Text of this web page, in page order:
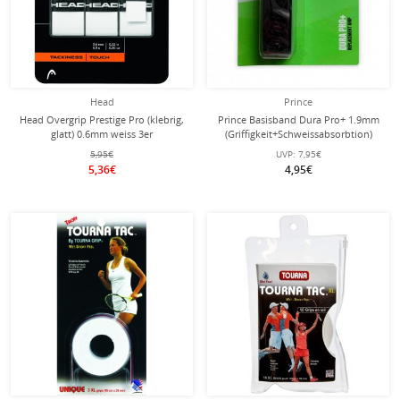
Head
Head Overgrip Prestige Pro (klebrig,
glatt) 0.6mm weiss 3er
5,95€
5,36€
Prince
Prince Basisband Dura Pro+ 1.9mm
(Griffigkeit+Schweissabsorbtion)
schwarz - 1 Stück
UVP: 7,95€
4,95€